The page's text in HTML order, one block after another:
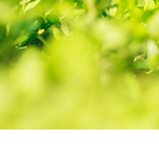
会員登録
分譲モデルハウス